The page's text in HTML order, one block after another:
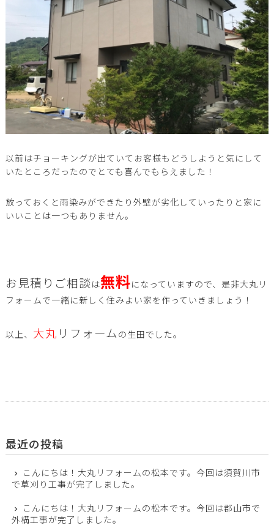
以前はチョーキングが出ていてお客様もどうしようと気にして
いたところだったのでとても喜んでもらえました！
放っておくと雨染みができたり外壁が劣化していったりと家に
いいことは一つもありません。
お見積りご相談は無料になっていますので、是非大丸リ
フォームで一緒に新しく住みよい家を作っていきましょう！
以上、 大丸 リフォーム の生田でした。
最近の投稿
こんにちは！大丸リフォームの松本です。今回は須賀川市
で草刈り工事が完了しました。
こんにちは！大丸リフォームの松本です。今回は郡山市で
外構工事が完了しました。